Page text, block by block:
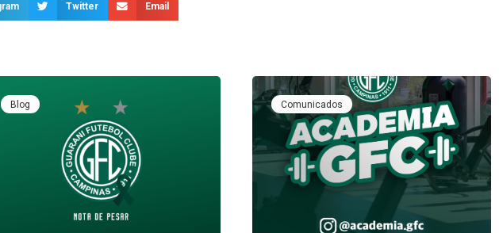
Twitter Email
Blog Comunicados